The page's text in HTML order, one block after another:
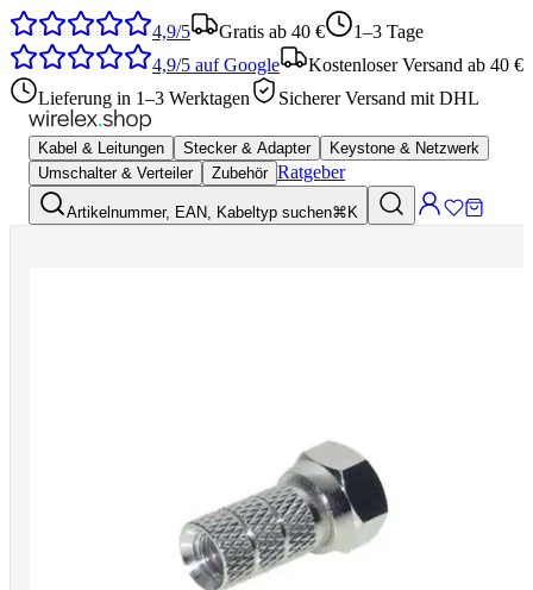
4,9/5 Gratis ab 40 €
1–3 Tage
4,9/5 auf Google
Kostenloser Versand ab 40 €
Lieferung in 1–3 Werktagen
Sicherer Versand mit DHL
Kabel & Leitungen Stecker & Adapter
Keystone & Netzwerk
Umschalter & Verteiler
Zubehör Ratgeber
Artikelnummer, EAN, Kabeltyp suchen⌘K